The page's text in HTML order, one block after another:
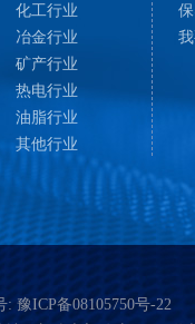
化工行业
冶金行业
矿产行业
热电行业
油脂行业
其他行业
: 豫ICP备08105750号-22